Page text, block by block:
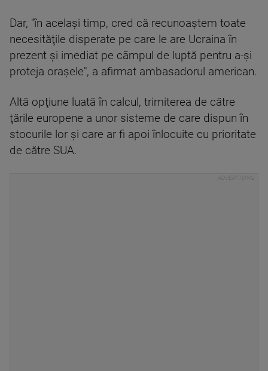
Dar, "în acelaşi timp, cred că recunoaştem toate
necesităţile disperate pe care le are Ucraina în
prezent şi imediat pe câmpul de luptă pentru a-şi
proteja oraşele", a afirmat ambasadorul american.
Altă opţiune luată în calcul, trimiterea de către
ţările europene a unor sisteme de care dispun în
stocurile lor şi care ar fi apoi înlocuite cu prioritate
de către SUA.